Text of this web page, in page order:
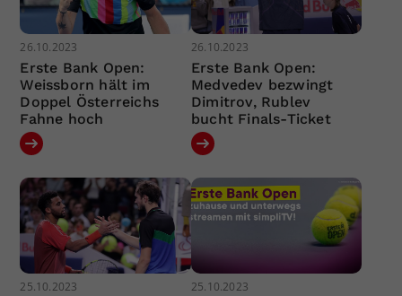
26.10.2023
Erste Bank Open:
Weissborn hält im
Doppel Österreichs
Fahne hoch
26.10.2023
Erste Bank Open:
Medvedev bezwingt
Dimitrov, Rublev
bucht Finals-Ticket
25.10.2023 25.10.2023